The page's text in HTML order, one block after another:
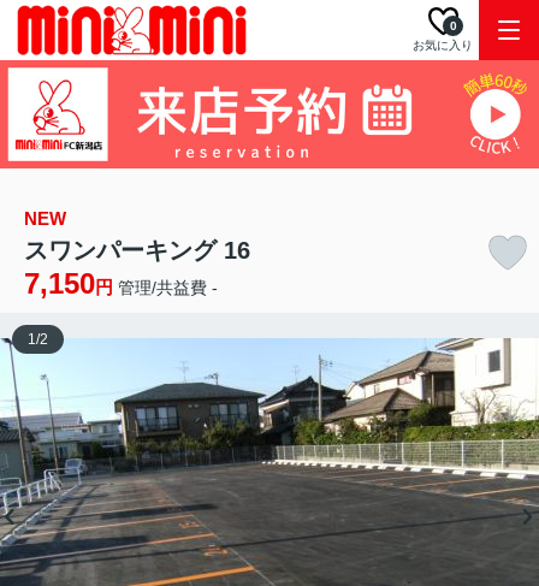
お気に入り
0
NEW
スワンパーキング 16
7,150円 管理/共益費 -
1 /2